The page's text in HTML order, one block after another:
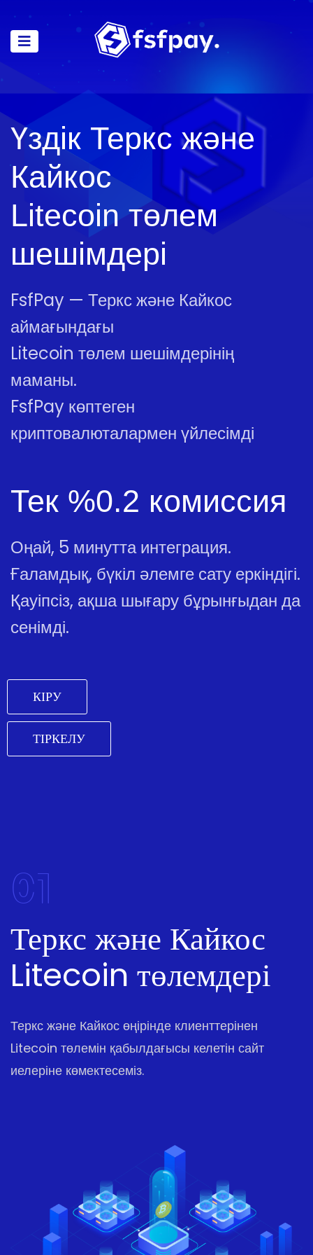
Үздік Теркс және
Кайкос
Litecoin төлем
шешімдері
FsfPay — Теркс және Кайкос
аймағындағы
Litecoin төлем шешімдерінің
маманы.
FsfPay көптеген
криптовалюталармен үйлесімді
Тек %0.2 комиссия
Оңай, 5 минутта интеграция.
Ғаламдық, бүкіл әлемге сату еркіндігі.
Қауіпсіз, ақша шығару бұрынғыдан да
сенімді.
КІРУ
ТІРКЕЛУ
01
Теркс және Кайкос
Litecoin төлемдері
Теркс және Кайкос өңірінде клиенттерінен
Litecoin төлемін қабылдағысы келетін сайт
иелеріне көмектесеміз.